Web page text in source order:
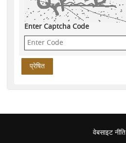
Enter Captcha Code
वेबसाइट नीति